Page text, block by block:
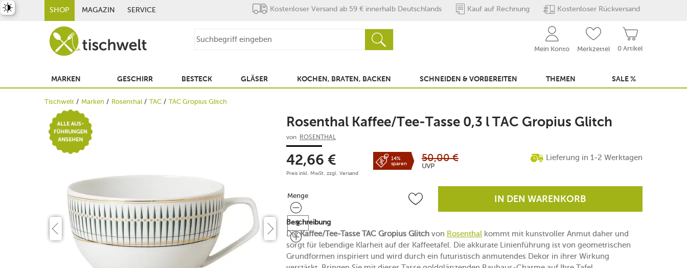
SHOP MAGAZIN SERVICE Kostenloser Versand ab 59 € innerhalb Deutschlands Kauf auf Rechnung Kostenloser Rückversand
0 Artikel
Mein Konto Merkzettel
MARKEN GESCHIRR BESTECK GLÄSER KOCHEN, BRATEN, BACKEN SCHNEIDEN & VORBEREITEN THEMEN SALE %
Tischwelt Marken Rosenthal TAC TAC Gropius Glitch
Rosenthal Kaffee/Tee-Tasse 0,3 l TAC Gropius Glitch
von ROSENTHAL
42,66 €
Preis inkl. MwSt. zzgl. Versand
14%
sparen
50,00 €
UVP
Lieferung in 1-2 Werktagen
Menge
Menge IN DEN WARENKORB
Beschreibung
DieKaffee/Tee-Tasse TAC Gropius Glitch von Rosenthal kommt mit kunstvoller Anmut daher und
sorgt für lebendige Klarheit auf der Kaffeetafel. Die akkurate Linienführung ist von geometrischen
Grundformen inspiriert und wird durch ein futuristisch anmutendes Dekor in ihrer Wirkung
umschalten